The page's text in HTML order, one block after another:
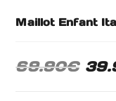
Maillot Enfant
69.90€